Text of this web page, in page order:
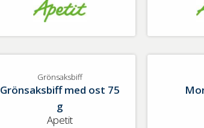
Grönsaksbiff
Grönsaksbiff med ost 75
g
Apetit